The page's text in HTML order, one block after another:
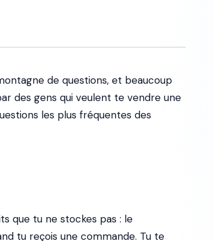
de questions, et beaucoup
des gens qui veulent te vendre une
les plus fréquentes des
que tu ne stockes pas : le
tu reçois une commande. Tu te